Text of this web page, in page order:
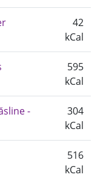
42
kCal
595
kCal
-
304
kCal
516
kCal